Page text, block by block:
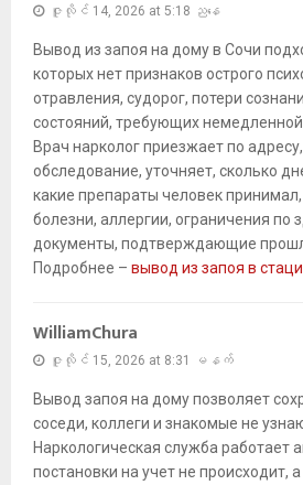
ဇူလိုင် 14, 2026 at 5:18 ညနေ
Вывод из запоя на дому в Сочи
которых нет признаков острого
отравления, судорог, потери
состояний, требующих немедленной
Врач нарколог приезжает по
обследование, уточняет, сколько
какие препараты человек
болезни, аллергии, ограничения по
документы, подтверждающие
Подробнее – вывод из запоя в
WilliamChura
ဇူလိုင် 15, 2026 at 8:31 မနက်
Вывод запоя на дому позволяет
соседи, коллеги и знакомые не
Наркологическая служба работает
постановки на учет не происходит,